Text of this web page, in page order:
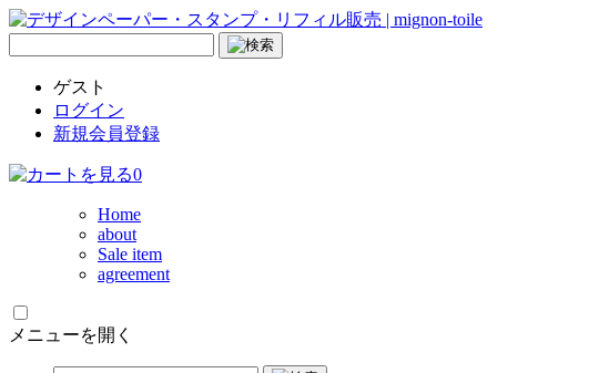
ゲスト
ログイン
新規会員登録
0
Home
about
Sale item
agreement
メニューを開く